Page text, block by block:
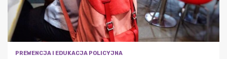
PREWENCJA I EDUKACJA POLICYJNA